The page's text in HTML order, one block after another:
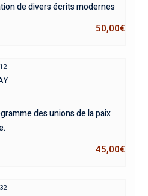
de divers écrits modernes
50,00€
des unions de la paix
45,00€